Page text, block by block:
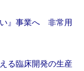
い』事業へ 非常用
る臨床開発の生産